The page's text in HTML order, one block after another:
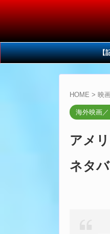
【
HOME > 映
海外映画
アメ
ネタ